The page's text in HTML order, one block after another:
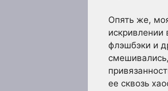
Опять же,
искривлении
флэшбэки и
ее сквозь